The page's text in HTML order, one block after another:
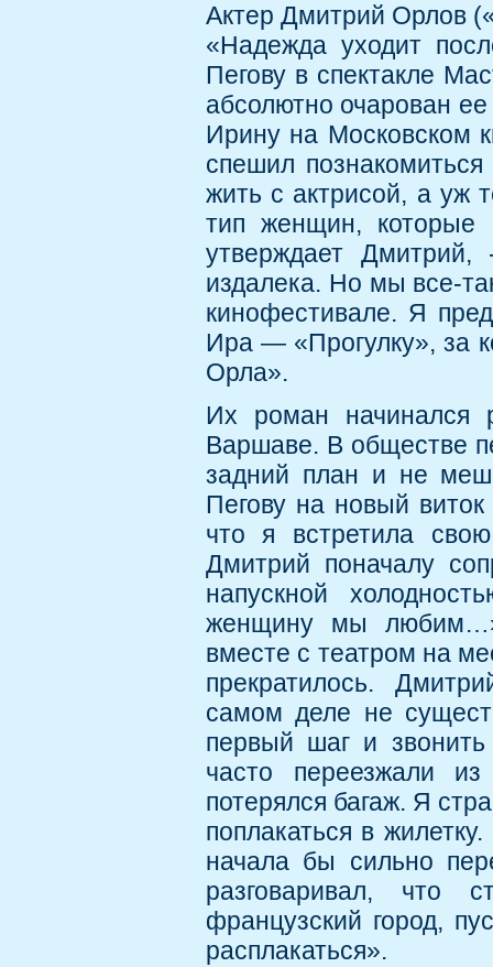
Актер Дмитрий Орлов
«Надежда уходит
Пегову в спектакле
абсолютно очарован
Ирину на Московском
спешил
жить с актрисой, а уж
тип женщин, которые
утверждает Дмитрий,
издалека. Но мы все-
кинофестивале. Я
Ира — «Прогулку», за
Орла».
Их роман начинался
Варшаве. В обществе
задний план и не
Пегову на новый
что я встретила
Дмитрий поначалу
напускной
женщину мы
вместе с театром на
прекратилось.
самом деле не
первый шаг и
часто переезжали
потерялся багаж. Я
поплакаться в
начала бы сильно
разговаривал, что
французский город,
расплакаться».